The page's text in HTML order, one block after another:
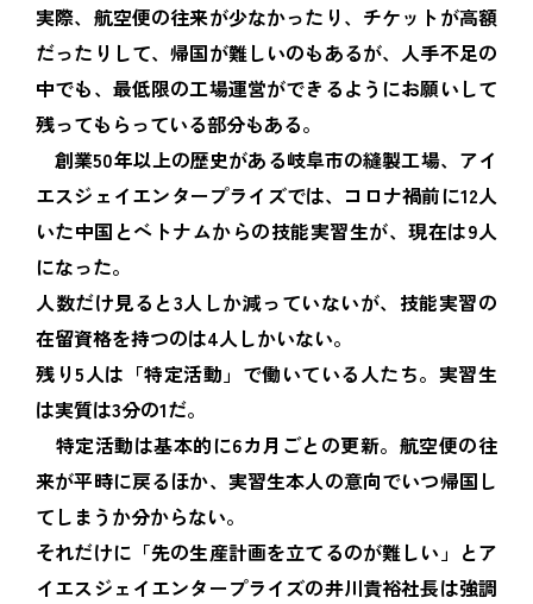
実際、航空便の往来が少なかったり、チケットが高額
だったりして、帰国が難しいのもあるが、人手不足の
中でも、最低限の工場運営ができるようにお願いして
残ってもらっている部分もある。
創業50年以上の歴史がある岐阜市の縫製工場、アイ
エスジェイエンタープライズでは、コロナ禍前に12人
いた中国とベトナムからの技能実習生が、現在は9人
になった。
人数だけ見ると3人しか減っていないが、技能実習の
在留資格を持つのは4人しかいない。
残り5人は「特定活動」で働いている人たち。実習生
は実質は3分の1だ。
特定活動は基本的に6カ月ごとの更新。航空便の往
来が平時に戻るほか、実習生本人の意向でいつ帰国し
てしまうか分からない。
それだけに「先の生産計画を立てるのが難しい」とア
イエスジェイエンタープライズの井川貴裕社長は強調